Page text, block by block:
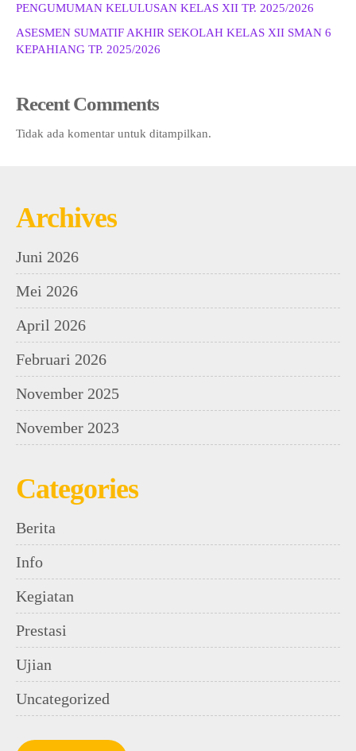
PENGUMUMAN KELULUSAN KELAS XII TP. 2025/2026
ASESMEN SUMATIF AKHIR SEKOLAH KELAS XII SMAN 6
KEPAHIANG TP. 2025/2026
Recent Comments
Tidak ada komentar untuk ditampilkan.
Archives
Juni 2026
Mei 2026
April 2026
Februari 2026
November 2025
November 2023
Categories
Berita
Info
Kegiatan
Prestasi
Ujian
Uncategorized